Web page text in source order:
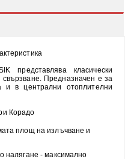
представлява класически
Предназначен е за
и в централни отоплителни
Корадо
площ на излъчване и
налягане - максимално